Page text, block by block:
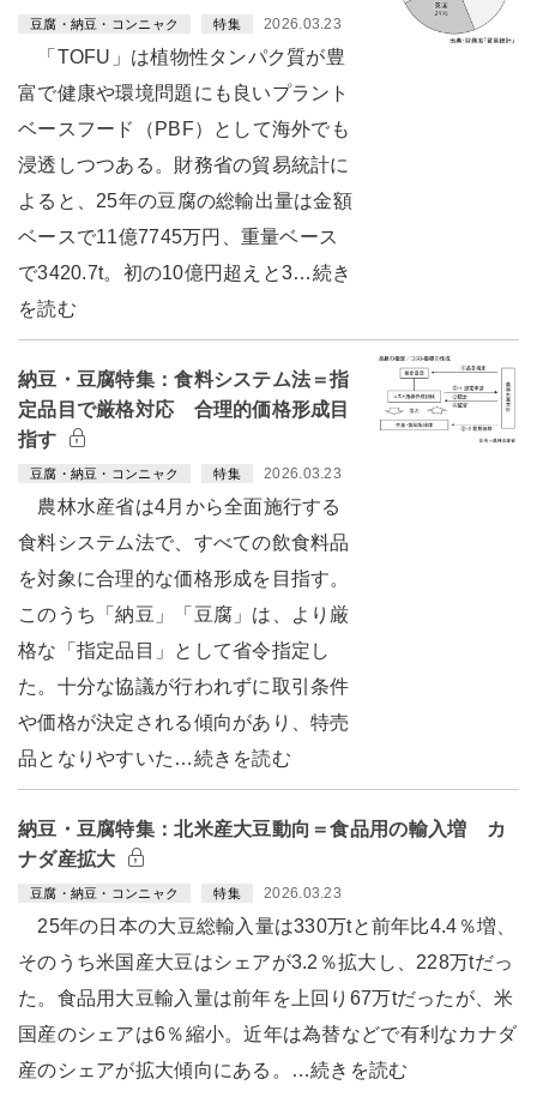
豆腐・納豆・コンニャク 特集 2026.03.23
「TOFU」は植物性タンパク質が豊
富で健康や環境問題にも良いプラント
ベースフード（PBF）として海外でも
浸透しつつある。財務省の貿易統計に
よると、25年の豆腐の総輸出量は金額
ベースで11億7745万円、重量ベース
で3420.7t。初の10億円超えと3…続き
を読む
納豆・豆腐特集：食料システム法＝指
定品目で厳格対応 合理的価格形成目
指す
豆腐・納豆・コンニャク 特集 2026.03.23
農林水産省は4月から全面施行する
食料システム法で、すべての飲食料品
を対象に合理的な価格形成を目指す。
このうち「納豆」「豆腐」は、より厳
格な「指定品目」として省令指定し
た。十分な協議が行われずに取引条件
や価格が決定される傾向があり、特売
品となりやすいた…続きを読む
納豆・豆腐特集：北米産大豆動向＝食品用の輸入増 カ
ナダ産拡大
豆腐・納豆・コンニャク 特集 2026.03.23
25年の日本の大豆総輸入量は330万tと前年比4.4％増、
そのうち米国産大豆はシェアが3.2％拡大し、228万tだっ
た。食品用大豆輸入量は前年を上回り67万tだったが、米
国産のシェアは6％縮小。近年は為替などで有利なカナダ
産のシェアが拡大傾向にある。…続きを読む